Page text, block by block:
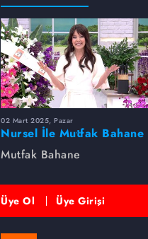
02 Mart 2025, Pazar
Nursel İle Mutfak Bahane
Mutfak Bahane
Üye Ol Üye Girişi